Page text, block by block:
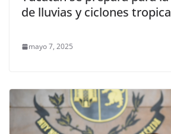
de lluvias y ciclones
mayo 7, 2025